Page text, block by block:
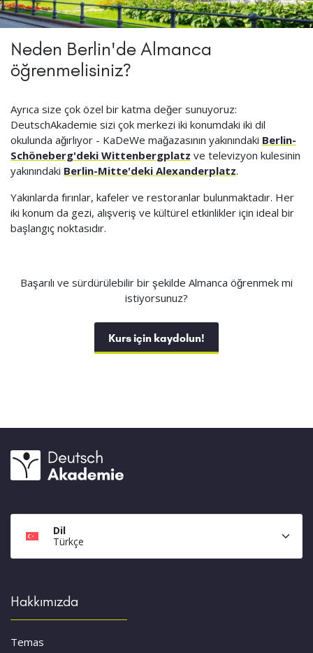
Neden Berlin'de Almanca
öğrenmelisiniz?
Ayrıca size çok özel bir katma değer sunuyoruz:
DeutschAkademie sizi çok merkezi iki konumdaki iki dil
okulunda ağırlıyor - KaDeWe mağazasının yakınındaki Berlin-
Schöneberg'deki Wittenbergplatz ve televizyon kulesinin
yakınındaki Berlin-Mitte'deki Alexanderplatz.
Yakınlarda fırınlar, kafeler ve restoranlar bulunmaktadır. Her
iki konum da gezi, alışveriş ve kültürel etkinlikler için ideal bir
başlangıç noktasıdır.
Başarılı ve sürdürülebilir bir şekilde Almanca öğrenmek mi
istiyorsunuz?
Kurs için kaydolun!
Dil
Türkçe
Hakkımızda
Temas